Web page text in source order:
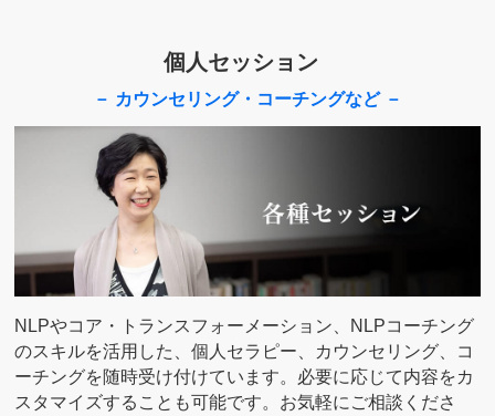
個人セッション
－ カウンセリング・コーチングなど －
NLPやコア・トランスフォーメーション、NLPコーチング
のスキルを活用した、個人セラピー、カウンセリング、コ
ーチングを随時受け付けています。必要に応じて内容をカ
スタマイズすることも可能です。お気軽にご相談くださ